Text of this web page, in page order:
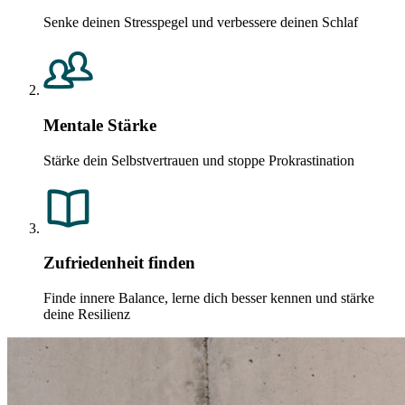
Senke deinen Stresspegel und verbessere deinen Schlaf
Mentale Stärke
Stärke dein Selbstvertrauen und stoppe Prokrastination
Zufriedenheit finden
Finde innere Balance, lerne dich besser kennen und stärke
deine Resilienz